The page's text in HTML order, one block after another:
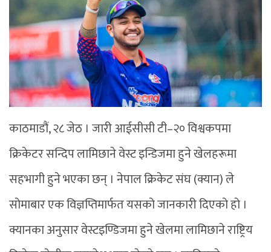
काठमाडौं, २८ जेठ । जारी आईसीसी टी–२० विश्वकपमा
क्रिकेटर सन्दिप लामिछाने वेस्ट इन्डिजमा हुने खेलहरूमा
सहभागी हुने भएका छन् । नेपाल क्रिकेट संघ (क्यान) ले
सोमाबार एक विज्ञप्तिमार्फत यसको जानकारी दिएको हो ।
क्यानका अनुसार वेस्टइण्डिजमा हुने खेलमा लामिछाने राष्ट्रिय